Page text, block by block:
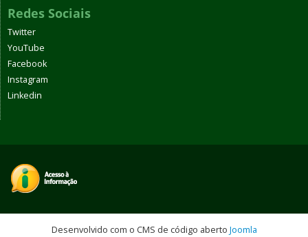
Redes Sociais
Twitter
YouTube
Facebook
Instagram
Linkedin
Desenvolvido com o CMS de código aberto Joomla